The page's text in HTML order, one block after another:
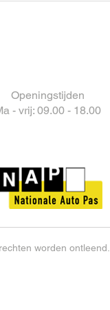
Openingstijden
- vrij: 09.00 - 18.00
worden ontleend.